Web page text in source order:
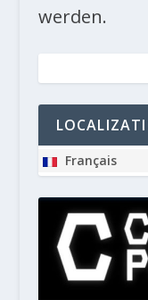
werden.
Français